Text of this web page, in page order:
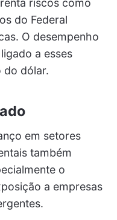
riscos como
do Federal
O desempenho
a esses
do dólar.
em setores
também
o
a empresas